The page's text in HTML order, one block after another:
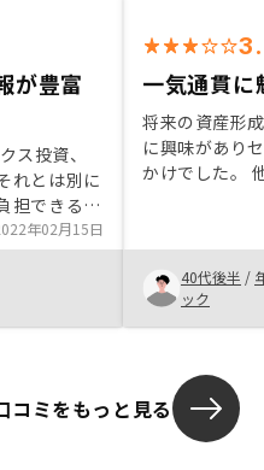
が豊富
ス投資、
れとは別に
担できる投
要素はある
を得られる
年02月15日
一気通貫に
将来の資産形
に興味があり
かけでした。
いただいた方
ました。40代後半 /
ック
コミをもっと見る